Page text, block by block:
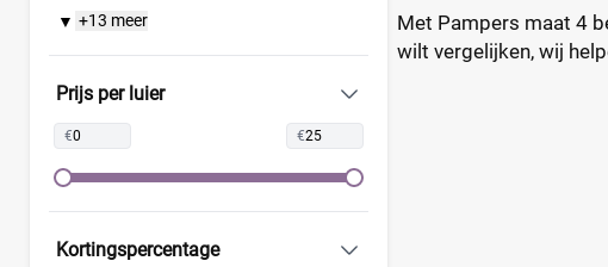
Bonbébé
Confy (0)
Dodot (0)
Jumbo (0)
(0)
Muumi (0)
▼ +13 meer
Prijs per luier
€ €
Kortingspercentage
Met Pampers maat 4
wilt vergelijken, wij